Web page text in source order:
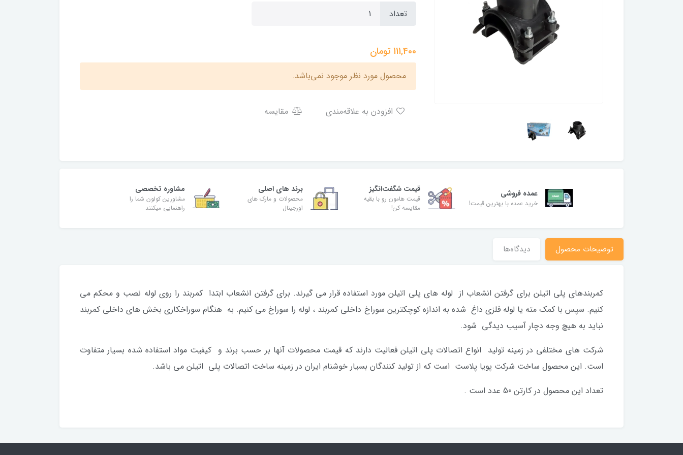
تعداد
111,400تومان
محصول مورد نظر موجود نمی‌باشد.
مقایسه
عمده فروشی
خرید عمده با بهترین قیمت!
قیمت شگفت‌انگیز
قیمت هامون رو با بقیه
مقایسه کن!
برند های اصلی
محصولات و مارک های
اورجینال
مشاوره تخصصی
مشاورین کولون شما را
راهنمایی میکنند
توضیحات محصول دیدگاه‌ها
کمربندهای پلی اتیلن برای گرفتن انشعاب از لوله های پلی اتیلن مورد استفاده قرار می گیرند. برای گرفتن انشعاب ابتدا کمربند را روی لوله نصب و محکم می
کنیم. سپس با کمک مته یا لوله فلزی داغ شده به اندازه کوچکترین سوراخ داخلی کمربند ، لوله را سوراخ می کنیم. به هنگام سوراخکاری بخش های داخلی کمربند
نباید به هیچ وجه دچار آسیب دیدگی شود.
شرکت های مختلفی در زمینه تولید انواع اتصالات پلی اتیلن فعالیت دارند که قیمت محصولات آنها بر حسب برند و کیفیت مواد استفاده شده بسیار متفاوت
است. این محصول ساخت شرکت پویا پلاست است که از تولید کنندگان بسیار خوشنام ایران در زمینه ساخت اتصالات پلی اتیلن می باشد.
تعداد این محصول در کارتن 50 عدد است .